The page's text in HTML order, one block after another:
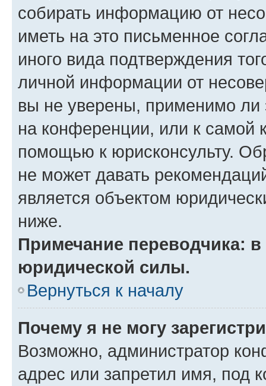
собирать информацию от
иметь на это письменное
иного вида подтверждения
личной информации от
вы не уверены, применимо ли
на конференции, или к самой
помощью к юрисконсульту.
не может давать
является объектом
ниже.
Примечание переводчика:
юридической силы.
Вернуться к началу
Почему я не могу
Возможно, администратор
адрес или запретил имя, под